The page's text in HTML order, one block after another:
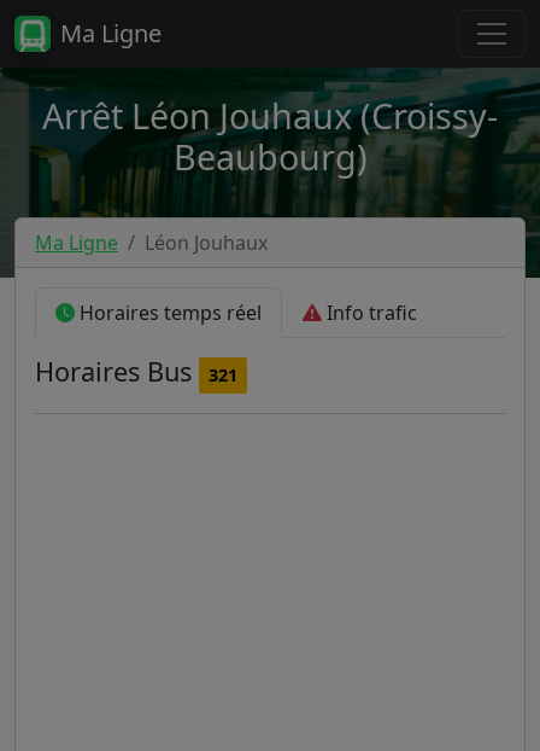
Ma Ligne
Arrêt Léon Jouhaux (Croissy-
Beaubourg)
Ma Ligne Léon Jouhaux
Horaires temps réel Info trafic
Horaires Bus 321